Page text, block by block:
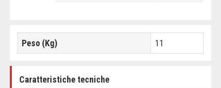
Peso (Kg) 11
Caratteristiche tecniche